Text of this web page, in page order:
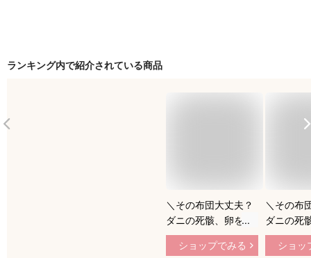
ランキング内で紹介されている商品
＼その布団大丈夫？
ダニの死骸、卵を吸
い取ります／布団ク
リーナー ダニ 掃除
ショップでみる
＼その布
ダニの死
い取りま
1位 布団
ショッ